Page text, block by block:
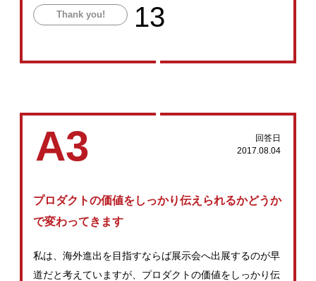
Thank you! 13
A3
回答日
2017.08.04
プロダクトの価値をしっかり伝えられるかどうか
で変わってきます
私は、海外進出を目指すならば展示会へ出展するのが早
道だと考えていますが、プロダクトの価値をしっかり伝